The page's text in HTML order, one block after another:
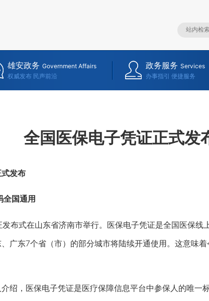
雄安政务 Government Affairs
权威发布 民声前沿
政务服务 Services
办事指引 便捷服务
全国医保电子凭证正式发
发布
国通用
式在山东省济南市举行。医保电子凭证是全国医保线
广东7个省（市）的部分城市将陆续开通使用。这意味
，医保电子凭证是医疗保障信息平台中参保人的唯一